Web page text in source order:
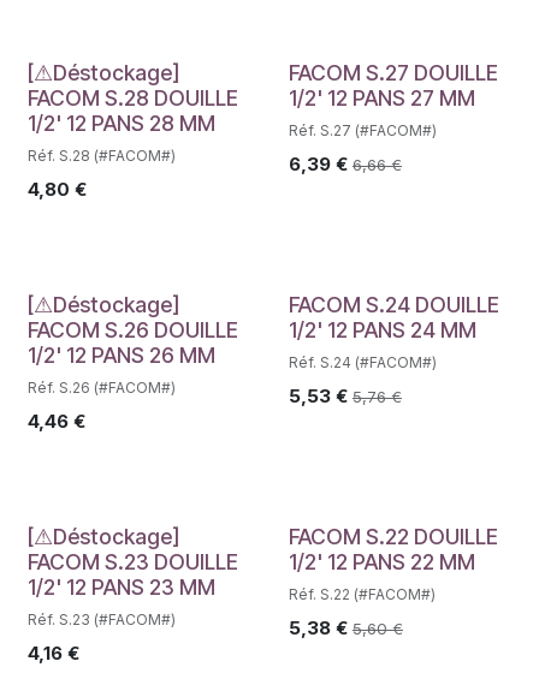
Déstockage
[⚠Déstockage]
FACOM S.28 DOUILLE
1/2' 12 PANS 28 MM
Réf. S.28 (#FACOM#)
4,80 €
FACOM S.27 DOUILLE
1/2' 12 PANS 27 MM
Réf. S.27 (#FACOM#)
6,39€ 6,66€
Déstockage
[⚠Déstockage]
FACOM S.26 DOUILLE
1/2' 12 PANS 26 MM
Réf. S.26 (#FACOM#)
4,46 €
FACOM S.24 DOUILLE
1/2' 12 PANS 24 MM
Réf. S.24 (#FACOM#)
5,53€ 5,76€
Déstockage
[⚠Déstockage]
FACOM S.23 DOUILLE
1/2' 12 PANS 23 MM
Réf. S.23 (#FACOM#)
4,16 €
FACOM S.22 DOUILLE
1/2' 12 PANS 22 MM
Réf. S.22 (#FACOM#)
5,38€ 5,60€